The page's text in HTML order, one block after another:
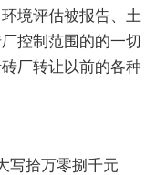
境评估被报告、土
控制范围的的一切
厂转让以前的各种
写拾万零捌千元